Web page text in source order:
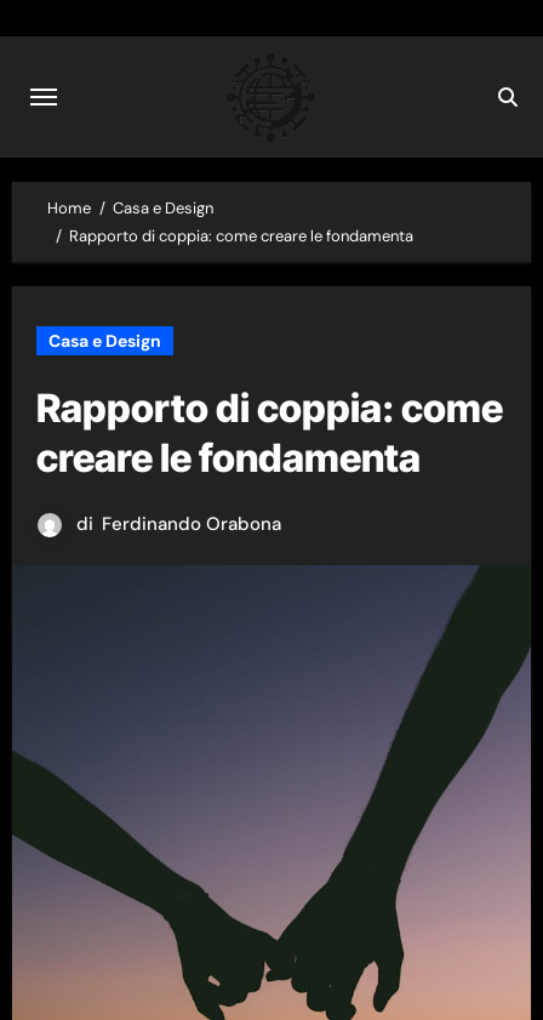
content
Home
Casa e Design
Rapporto di coppia: come creare le fondamenta
Casa e Design
Rapporto di coppia: come
creare le fondamenta
di Ferdinando Orabona